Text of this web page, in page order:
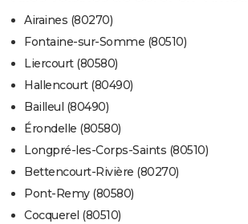
Airaines (80270)
Fontaine-sur-Somme (80510)
Liercourt (80580)
Hallencourt (80490)
Bailleul (80490)
Érondelle (80580)
Longpré-les-Corps-Saints (80510)
Bettencourt-Rivière (80270)
Pont-Remy (80580)
Cocquerel (80510)